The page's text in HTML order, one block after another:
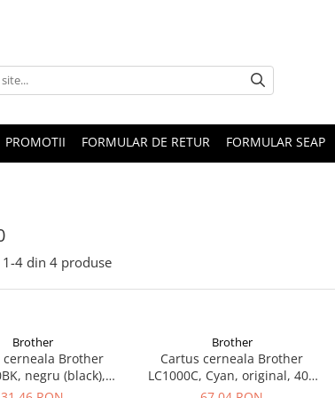
PROMOTII FORMULAR DE RETUR FORMULAR SEAP
1-4 din 4 produse
Brother
cerneala Brother
negru (black),
500 pagini
Brother
Cartus cerneala Brother
LC1000C, Cyan, original, 400
pagini